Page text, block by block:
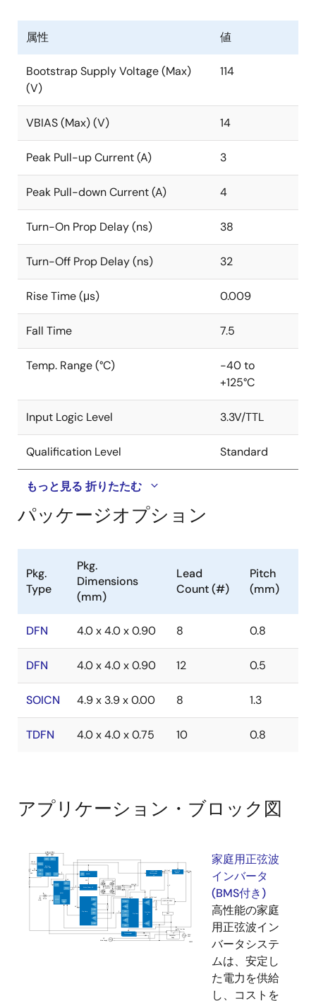
属性 値
Bootstrap Supply Voltage (Max)
(V)
114
VBIAS (Max) (V) 14
Peak Pull-up Current (A) 3
Peak Pull-down Current (A) 4
Turn-On Prop Delay (ns) 38
Turn-Off Prop Delay (ns) 32
Rise Time (μs) 0.009
Fall Time 7.5
Temp. Range (°C)
-40 to
+125°C
Input Logic Level 3.3V/TTL
Qualification Level Standard
もっと見る 折りたたむ
パッケージオプション
Pkg.
Type
Pkg.
Dimensions
(mm)
Lead
Count (#)
Pitch
(mm)
DFN 4.0 x 4.0 x 0.90 8 0.8
DFN 4.0 x 4.0 x 0.90 12 0.5
SOICN 4.9 x 3.9 x 0.00 8 1.3
TDFN 4.0 x 4.0 x 0.75 10 0.8
アプリケーション・ブロック図
家庭用正弦波
インバータ
(BMS付き)
高性能の家庭
用正弦波イン
バータシステ
ムは、安定し
た電力を供給
し、コストを